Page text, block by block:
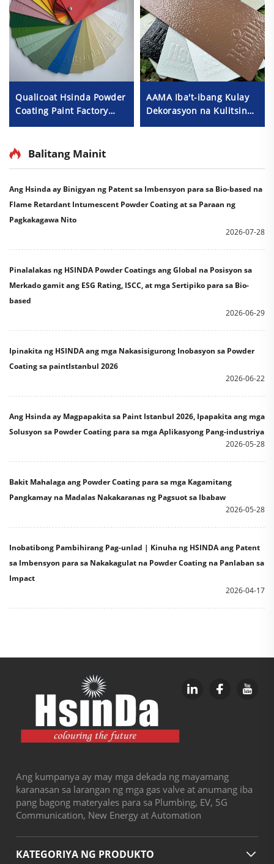
Qualicoat Hsinda Powder
Coating Paint Factory
AAMA Iba't-ibang Kulay
Dekorasyon na Kulitsingit
Balitang Mainit
Ang Hsinda ay Binigyan ng Patent sa Imbensyon para sa Bio-based na
Flame Retardant Intumescent Powder Coating at sa Paraan ng
Pagkakagawa Nito
2026-07-28
Pinalalakas ng HSINDA Powder Coatings ang Global na Posisyon sa
Merkado gamit ang ESG Rating, ISCC, at mga Sertipiko para sa Bio-
based
2026-06-29
Ipinakita ng HSINDA ang mga Nakasisigurong Inobasyon sa Powder
Coating sa paintIstanbul 2026
2026-06-22
Ang Hsinda ay Magpapakita sa Paint Istanbul 2026, Ipapakita ang mga
Solusyon sa Powder Coating para sa mga Aplikasyong Pang-industriya
2026-05-28
Bakit Mahalaga ang Powder Coating para sa mga Kagamitang
Pangkamay na Madalas Nakakaranas ng Pagsuot sa Ibabaw
2026-05-28
Inobatibong Pambihirang Pag-unlad | Kinuha ng HSINDA ang Patent
sa Imbensyon para sa Nakakagulat na Powder Coating na Panlaban sa
Impact
2026-04-17
Ang kumpanya ay may mga dekada ng mayamang
karanasan sa larangan ng mga gas valve at anumang iba
pang bagong materyales para sa Plumbing, EV, 5G
Communication, New Energy at Automation
KATEGORIYA NG PRODUKTO